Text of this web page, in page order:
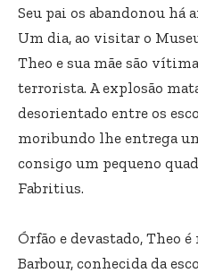
Seu pai os abandonou há
Um dia, ao visitar o
Theo e sua mãe são
terrorista. A explosão
desorientado entre os
moribundo lhe entrega
consigo um pequeno
Fabritius.
Órfão e devastado, Theo
Barbour, conhecida da